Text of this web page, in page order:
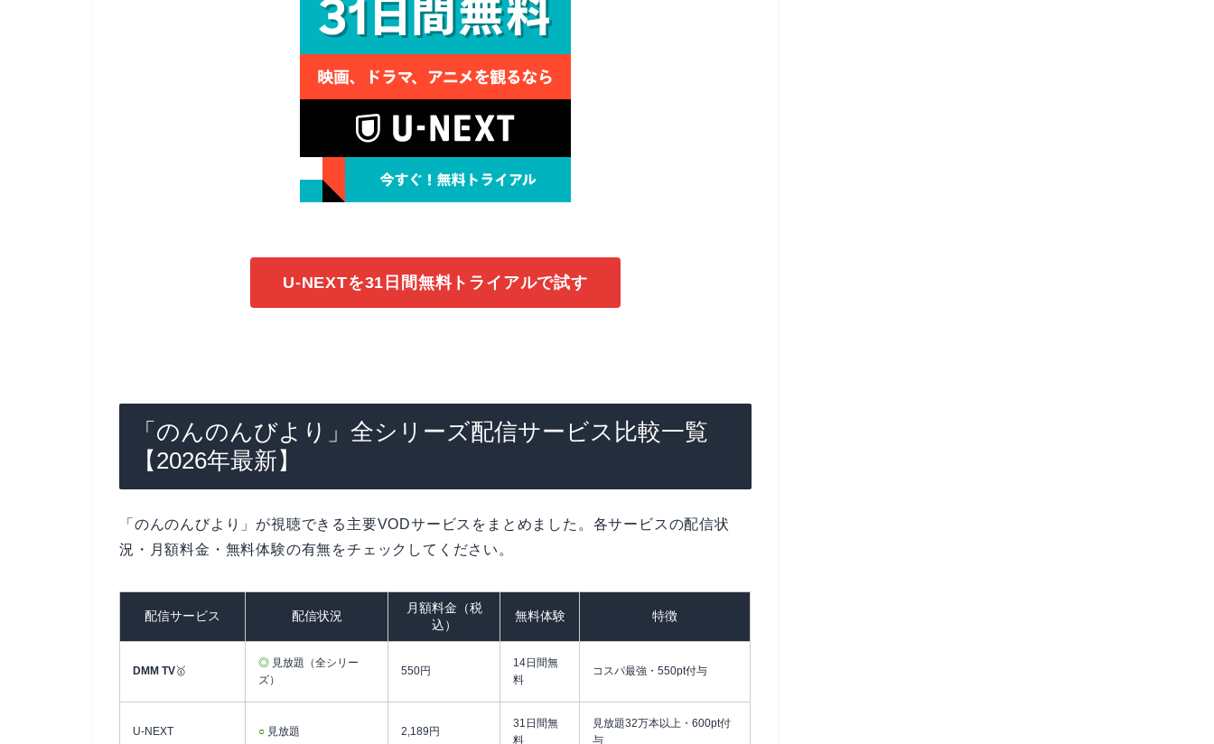
U-NEXTを31日間無料トライアルで試す
「のんのんびより」全シリーズ配信サービス比較一覧
【2026年最新】
「のんのんびより」が視聴できる主要VODサービスをまとめました。各サービスの配信状
況・月額料金・無料体験の有無をチェックしてください。
配信サービス 配信状況
月額料金（税
込）
無料体験 特徴
DMM TV🥇
◎ 見放題（全シリー
ズ）
550円
14日間無
料
コスパ最強・550pt付与
U-NEXT ○ 見放題 2,189円
31日間無
料
見放題32万本以上・600pt付
与